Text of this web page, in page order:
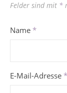
Felder sind mit *
Name *
E-Mail-Adresse *